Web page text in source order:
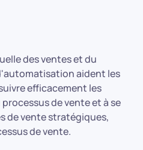
des ventes et du
aident les
efficacement les
de vente et à se
de vente stratégiques,
de vente.